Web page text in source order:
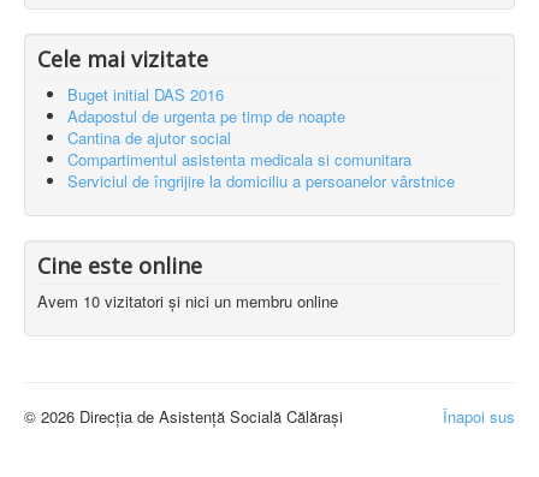
Cele mai vizitate
Buget initial DAS 2016
Adapostul de urgenta pe timp de noapte
Cantina de ajutor social
Compartimentul asistenta medicala si comunitara
Serviciul de îngrijire la domiciliu a persoanelor vârstnice
Cine este online
Avem 10 vizitatori și nici un membru online
Înapoi sus
© 2026 Direcția de Asistență Socială Călărași